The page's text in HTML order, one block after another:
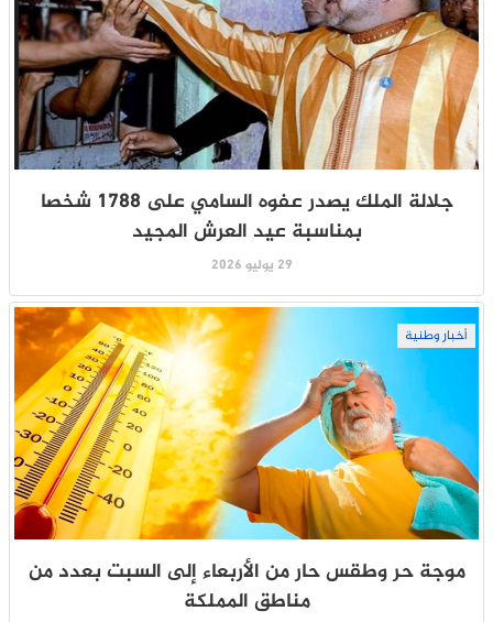
جلالة الملك يصدر عفوه السامي على 1788 شخصا
بمناسبة عيد العرش المجيد
29 يوليو 2026
أخبار وطنية
موجة حر وطقس حار من الأربعاء إلى السبت بعدد من
مناطق المملكة